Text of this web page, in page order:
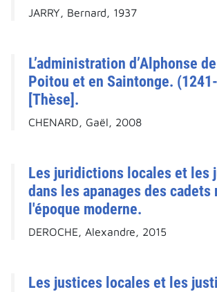
JARRY, Bernard, 1937
L’administration d’Alphonse
Poitou et en Saintonge.
[Thèse].
CHENARD, Gaël, 2008
Les juridictions locales et les
dans les apanages des cadets
l'époque moderne.
DEROCHE, Alexandre, 2015
Les justices locales et les